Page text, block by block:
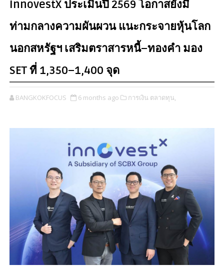
InnovestX ประเมินปี 2569 โอกาสยังมี
ท่ามกลางความผันผวน แนะกระจายหุ้นโลก
นอกสหรัฐฯ เสริมตราสารหนี้–ทองคำ มอง
SET ที่ 1,350–1,400 จุด
BANGKOKFOCUS 6 months ago การเงิน ตลาดทุน,